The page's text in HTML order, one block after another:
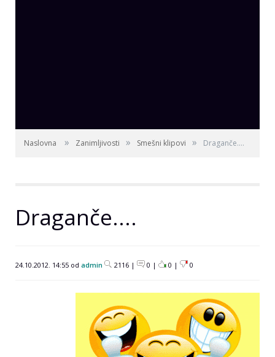
Naslovna » Zanimljivosti » Smešni klipovi » Draganče....
Draganče....
24.10.2012. 14:55 od admin 2116 | 0 | 0 | 0